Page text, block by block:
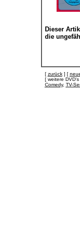
Dieser
die
[ zurück] [
[ weitere
Comedy, TV-